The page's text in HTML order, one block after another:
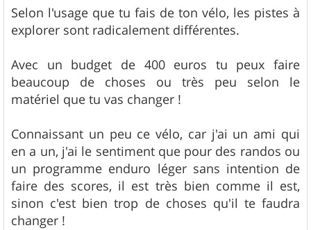
Selon l'usage que tu fais de ton vélo, les pistes à
explorer sont radicalement différentes.
Avec un budget de 400 euros tu peux faire
beaucoup de choses ou très peu selon le
matériel que tu vas changer !
Connaissant un peu ce vélo, car j'ai un ami qui
en a un, j'ai le sentiment que pour des randos ou
un programme enduro léger sans intention de
faire des scores, il est très bien comme il est,
sinon c'est bien trop de choses qu'il te faudra
changer !